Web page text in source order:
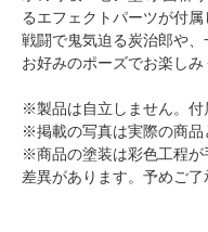
るエフェクトパーツが付属
戦闘で鬼気迫る炭治郎や
お好みのポーズでお楽しみ
※製品は自立しません。付
※掲載の写真は実際の商品
※商品の塗装は彩色工程が
差異があります。予めご了